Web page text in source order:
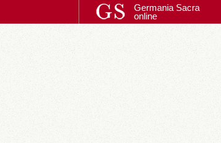
Germania Sacra
online